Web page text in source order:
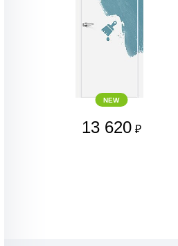
NEW
13 620 ₽